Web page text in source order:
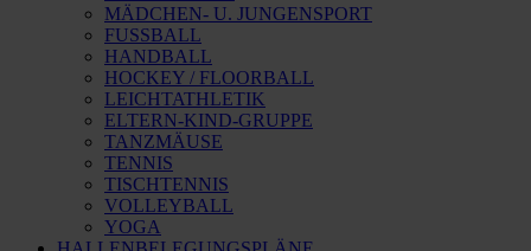
MÄDCHEN- U. JUNGENSPORT
FUSSBALL
HANDBALL
HOCKEY / FLOORBALL
LEICHTATHLETIK
ELTERN-KIND-GRUPPE
TANZMÄUSE
TENNIS
TISCHTENNIS
VOLLEYBALL
YOGA